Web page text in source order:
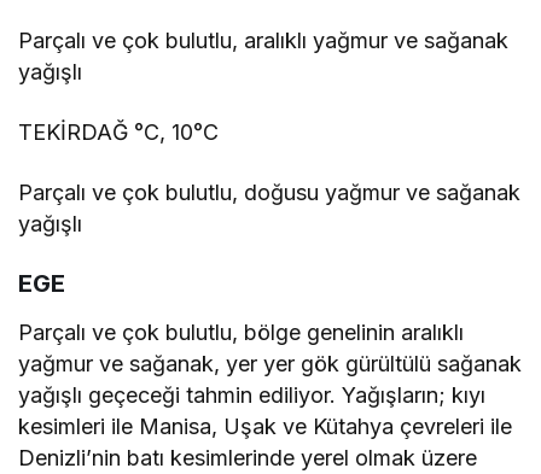
Parçalı ve çok bulutlu, aralıklı yağmur ve sağanak
yağışlı
TEKİRDAĞ °C, 10°C
Parçalı ve çok bulutlu, doğusu yağmur ve sağanak
yağışlı
EGE
Parçalı ve çok bulutlu, bölge genelinin aralıklı
yağmur ve sağanak, yer yer gök gürültülü sağanak
yağışlı geçeceği tahmin ediliyor. Yağışların; kıyı
kesimleri ile Manisa, Uşak ve Kütahya çevreleri ile
Denizli’nin batı kesimlerinde yerel olmak üzere